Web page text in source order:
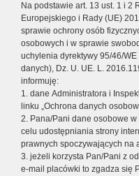
Na podstawie art. 13 ust. 1 i 2
Europejskiego i Rady (UE)
sprawie ochrony osób
osobowych i w sprawie
uchylenia dyrektywy 95/46/
danych), Dz. U. UE. L.
informuję:
1. dane Administratora i
linku „Ochrona danych
2. Pana/Pani dane osobowe
celu udostępniania strony
prawnych spoczywających na
3. jeżeli korzysta Pan/Pani z
e-mail placówki to zgadza się